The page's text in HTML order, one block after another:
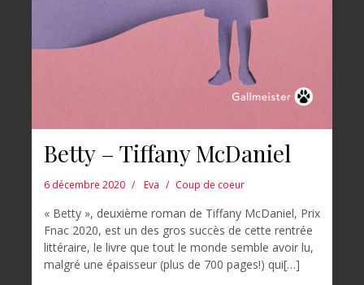
Betty – Tiffany McDaniel
6 décembre 2020 Eva Coup de coeur
« Betty », deuxième roman de Tiffany McDaniel, Prix
Fnac 2020, est un des gros succès de cette rentrée
littéraire, le livre que tout le monde semble avoir lu,
malgré une épaisseur (plus de 700 pages!) qui[…]